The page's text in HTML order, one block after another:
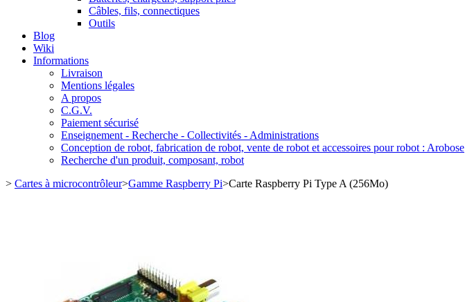
Câbles, fils, connectiques
Outils
Blog
Wiki
Informations
Livraison
Mentions légales
A propos
C.G.V.
Paiement sécurisé
Enseignement - Recherche - Collectivités - Administrations
Conception de robot, fabrication de robot, vente de robot et accessoires pour robot : Arobose
Recherche d'un produit, composant, robot
> Cartes à microcontrôleur>Gamme Raspberry Pi>Carte Raspberry Pi Type A (256Mo)